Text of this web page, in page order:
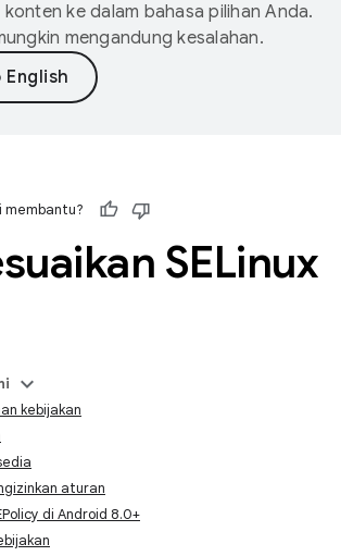
ke dalam bahasa pilihan Anda.
mengandung kesalahan.
membantu?
SELinux
kebijakan
aturan
di Android 8.0+